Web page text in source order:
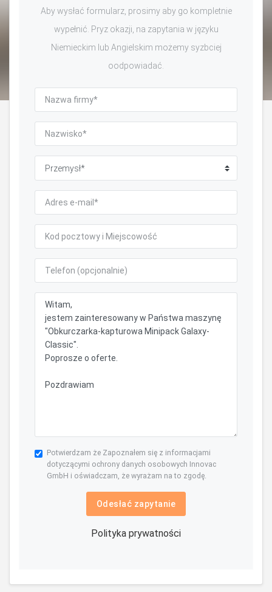
Aby wysłać formularz, prosimy aby go kompletnie
wypełnić. Pryz okazji, na zapytania w języku
Niemieckim lub Angielskim możemy syzbciej
oodpowiadać.
Potwierdzam że Zapoznałem się z informacjami
dotyczącymi ochrony danych osobowych Innovac
GmbH i oświadczam, że wyrażam na to zgodę.
Odesłać zapytanie
Polityka prywatności